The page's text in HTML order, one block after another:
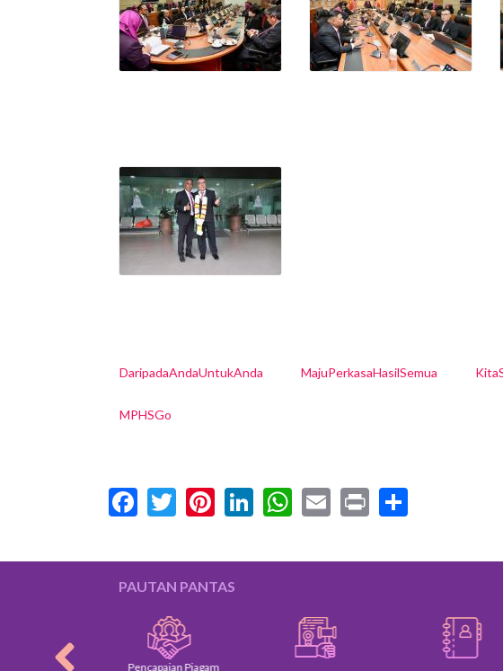
DaripadaAndaUntukAnda MajuPerkasaHasilSemua
MPHSGo
Facebook
Twitter
Pinterest
LinkedIn
WhatsApp
Email
Print
PAUTAN PANTAS
Pencapaian Piagam